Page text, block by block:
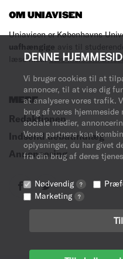
DENNE
Vi bruger cookies til at
annoncer, til at vise dig
at analysere vores trafik.
brug af vores
sociale medier,
Vores partnere kan
oplysninger, du har givet
fra din brug af deres
Nødvendig ?
Marketing ?
OM UNIAVISEN
Uniavisen er Københavns
uafhængige avis til
læse med.Læs mere om
MERE
Redaktionen
Indsend debatindlæg
Annoncering